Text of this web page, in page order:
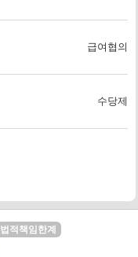
급여협의
수당제
법적책임한계